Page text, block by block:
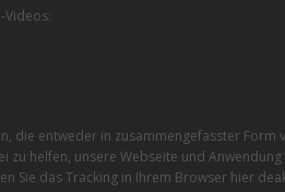
Videos:
die entweder in zusammengefasster
helfen, unsere Webseite und
Sie das Tracking in Ihrem Browser hier